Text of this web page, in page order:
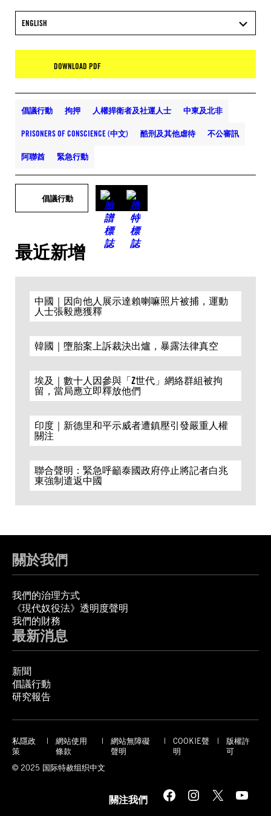
ENGLISH
DOWNLOAD PDF
倡議行動 拘押 人權捍衛者及社運人士 中東及北非
PRISONERS OF CONSCIENCE (中文) 酷刑及其他虐待 不公審訊
阿聯酋 緊急行動
倡議行動
最近新增
中國｜因向他人展示達賴喇嘛照片被捕，運動
人士張毅應獲釋
韓國｜墮胎案上訴裁決出爐，暴露法律真空
埃及｜數十人因參與「Z世代」網絡群組被拘
留，當局應立即釋放他們
印度｜新德里和平示威者遭鎮壓引發嚴重人權
關注
聯合聲明：緊急呼籲泰國政府停止將記者白兆
東強制遣返中國
關於我們
我們的治理方式
《現代奴役法》透明度聲明
我們的財務
最新消息
新聞
倡議行動
研究報告
私隱政
策
網站使用
條款
網站無障礙
聲明
COOKIE聲
明
版權許
可
© 2025 国际特赦组织中文
關注我們 Facebook Instagram X YouTube